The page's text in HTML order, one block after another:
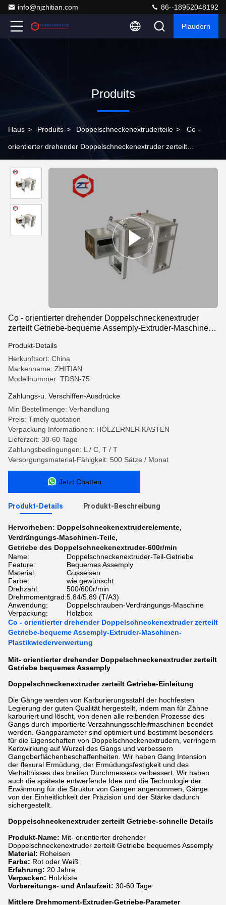
info@njzhitian.com 86--18952048192
Plaudern
Produits
Haus > Produits > Doppelschneckenextruderteile > Co -
orientierter drehender Doppelschneckenextruder zerteilt
Plastikwiederverwertung
Co - orientierter drehender Doppelschneckenextruder
zerteilt Getriebe-bequeme Assemply-Extruder-Maschinen-
Produkt-Details
Herkunftsort: China
Markenname: ZHITIAN
Modellnummer: TDSN-75
Zahlungs-u. Verschiffen-Ausdrücke
Min Bestellmenge: Verhandlung
Preis: Timely quotation
Verpackung Informationen: HÖLZERNER KASTEN
Lieferzeit: 30-60 Tage
Zahlungsbedingungen: L / C, T / T
Versorgungsmaterial-Fähigkeit: 500 Sätze / Monat
Jetzt Chatten
Produkt-Details Produkt-Beschreibung
Hervorheben: Doppelschneckenextruderelemente,
Verdrängungs-Maschinen-Teile,
Getriebe des Doppelschneckenextruder-600r/min
Name:
Doppelschneckenextruder-Teil-Getriebe
Feature:
Bequemes Assemply
Material:
Gusseisen
Farbe:
wie gewünscht
Drehzahl:
500/600r/min
Drehmomentgrad:5.84/5.89 (T/A3)
Anwendung:
Doppelschrauben-Verdrängungs-Maschine
Verpackung:
Holzbox
Co - orientierter drehender Doppelschneckenextruder zerteilt
Getriebe-bequeme Assemply-Extruder-Maschinen-
Plastikwiederverwertung
Mit- orientierter drehender Doppelschneckenextruder zerteilt
Getriebe bequemes Assemply
Doppelschneckenextruder zerteilt Getriebe-Einleitung
Die Gänge werden von Karburierungsstahl der hochfesten
Legierung der guten Qualität hergestellt, indem man für Zähne
karburiert und löscht, von denen alle reibenden Prozesse des
Gangs durch importierte Verzahnungsschleifmaschinen beendet
werden. Gangparameter sind optimiert und bestimmt besonders
für die Eigenschaften von Doppelschneckenextrudern, verringern
Kerbwirkung auf Wurzel des Gangs und verbessern
Gangoberflächenbeschaffenheiten. Wir haben Gang Intension
der flexural Ermüdung, der Ermüdungsfestigkeit und des
Verhältnisses des breiten Durchmessers verbessert. Wir haben
auch die späteste entwerfende Idee und die Technologie der
Erwärmung für die Struktur von Gängen angenommen, Gänge
von der Einheitlichkeit der Präzision und der Stärke dadurch
sichergestellt.
Doppelschneckenextruder zerteilt Getriebe-schnelle Details
Produkt-Name: Mit- orientierter drehender
Doppelschneckenextruder zerteilt Getriebe bequemes Assemply
Material: Roheisen
Farbe: Rot oder Weiß
Erfahrung: 20 Jahre
Verpacken: Holzkiste
Vorbereitungs- und Anlaufzeit: 30-60 Tage
Mittlere Drehmoment-Extruder-Getriebe-Parameter